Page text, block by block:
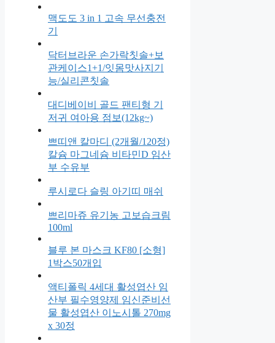
맥도도 3 in 1 고속 무선충전
기
닥터브라운 손가락칫솔+보
관케이스1+1/잇몸맛사지기
능/실리콘칫솔
대디베이비 골드 팬티형 기
저귀 여아용 점보(12kg~)
쁘띠앤 칼마디 (2개월/120정)
칼슘 마그네슘 비타민D 임산
부 수유부
루시로다 슬링 아기띠 매쉬
쁘리마쥬 유기농 고보습크림
100ml
블루 본 마스크 KF80 [소형]
1박스50개입
액티폴릭 4세대 활성엽산 임
산부 필수영양제 임신준비선
물 활성엽산 이노시톨 270mg
x 30정